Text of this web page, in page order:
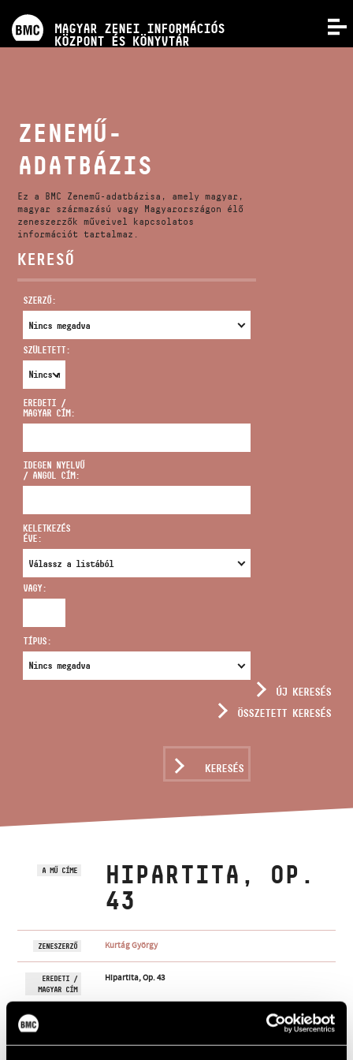
MAGYAR ZENEI INFORMÁCIÓS
KÖZPONT ÉS KÖNYVTÁR
KÉPZÉSEK
KIADVÁNYOK
RÓLUNK
VIDEÓ GALÉRIA
CÍM
infokozpont@bmc.hu
TELEFON
NYITVA TARTÁS
ZENEMŰ-
ADATBÁZIS
Ez a BMC Zenemű-adatbázisa, amely magyar,
magyar származású vagy Magyarországon élő
zeneszerzők műveivel kapcsolatos
információt tartalmaz.
KERESŐ
SZERZŐ:
SZÜLETETT:
EREDETI /
MAGYAR CÍM:
IDEGEN NYELVŰ
/ ANGOL CÍM:
KELETKEZÉS
ÉVE:
VAGY:
TÍPUS:
ÚJ KERESÉS
ÖSSZETETT KERESÉS
KERESÉS
A MŰ CÍME
HIPARTITA, OP.
43
ZENESZERZŐ Kurtág György
EREDETI /
MAGYAR CÍM
Hipartita, Op. 43